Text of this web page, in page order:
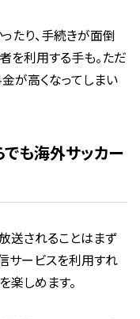
たり、手続きが面倒
を利用する手も。ただ
が高くなってしまい
も海外サッカー
送されることはまず
サービスを利用すれ
楽しめます。